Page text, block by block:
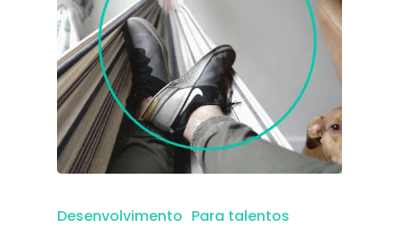
Desenvolvimento Para talentos